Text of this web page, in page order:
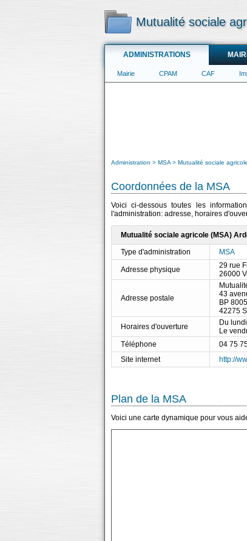
Mutualité sociale
ADMINISTRATIONS
Mairie CPAM CAF
Administration MSA Mutualité sociale
Coordonnées de la MSA
Voici ci-dessous toutes les
l'administration: adresse, horaires
Mutualité sociale agricole (MSA)
Type d'administration
MSA
Adresse physique
29 rue
26000
Adresse postale
43
BP
42275
Horaires d'ouverture
Du
Le
Téléphone
04 75
Site internet
http://
Plan de la MSA
Voici une carte dynamique pour vous